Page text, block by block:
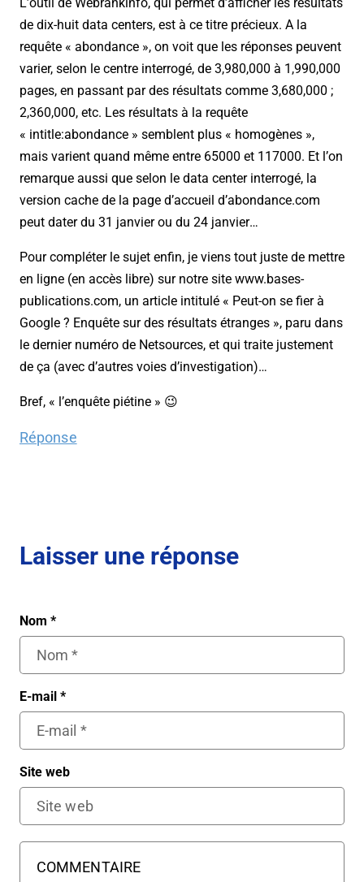
de dix-huit data centers, est à ce titre précieux. A la
requête « abondance », on voit que les réponses peuvent
varier, selon le centre interrogé, de 3,980,000 à 1,990,000
pages, en passant par des résultats comme 3,680,000 ;
2,360,000, etc. Les résultats à la requête
« intitle:abondance » semblent plus « homogènes »,
mais varient quand même entre 65000 et 117000. Et l’on
remarque aussi que selon le data center interrogé, la
version cache de la page d’accueil d’abondance.com
peut dater du 31 janvier ou du 24 janvier…
Pour compléter le sujet enfin, je viens tout juste de mettre
en ligne (en accès libre) sur notre site www.bases-
publications.com, un article intitulé « Peut-on se fier à
Google ? Enquête sur des résultats étranges », paru dans
le dernier numéro de Netsources, et qui traite justement
de ça (avec d’autres voies d’investigation)…
Bref, « l’enquête piétine » 😉
Réponse
Laisser une réponse
Nom *
E-mail *
Site web